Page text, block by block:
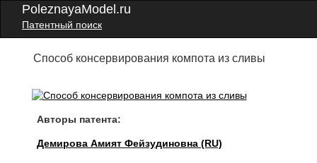
PoleznayaModel.ru
Патентный поиск
Способ консервирования компота из сливы
Авторы патента:
Демирова Амият Фейзудиновна (RU)